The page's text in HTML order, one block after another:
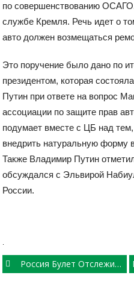
по совершенствованию
службе Кремля. Речь идет о
авто должен возмещаться
Это поручение было дано по
президентом, которая
Путин при ответе на вопрос
ассоциации по защите прав
подумает вместе с ЦБ над
внедрить натуральную
Также Владимир Путин
обсуждался с Эльвирой
России.
PostРоссия Булет Отслеживать Все Негативные Последствия От Интеграции Украины С Евросоюзом